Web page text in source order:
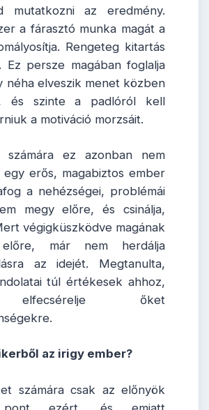
mutatkozni az eredmény.
a fárasztó munka magát a
Rengeteg kitartás
Ez persze magában foglalja
néha elveszik menet közben
és szinte a padlóról kell
a motiváció morzsáit.
számára ez azonban nem
egy erős, magabiztos ember
a nehézségei, problémái
megy előre, és csinálja,
végigküszködve magának
már nem herdálja
az idejét. Megtanulta,
túl értékesek ahhoz,
őket
az irigy ember?
számára csak az előnyök